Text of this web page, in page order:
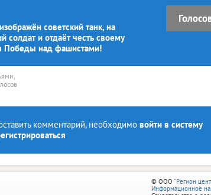
советский танк, на
солдат и отдаёт честь своему
Победы над фашистами!
комментарий, необходимо войти в систему
© ООО "Регион
Информационное